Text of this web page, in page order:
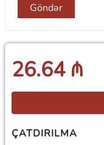
Göndər
26.64 ₼
ÇATDIRILMA